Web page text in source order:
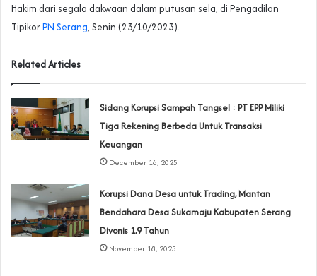
Hakim dari segala dakwaan dalam putusan sela, di Pengadilan
TipikorPN Serang, Senin (23/10/2023).
Related Articles
Sidang Korupsi Sampah Tangsel : PT EPP Miliki
Tiga Rekening Berbeda Untuk Transaksi
Keuangan
December 16, 2025
‎Korupsi Dana Desa untuk Trading, Mantan
Bendahara Desa Sukamaju Kabupaten Serang
Divonis 1,9 Tahun‎‎
November 18, 2025